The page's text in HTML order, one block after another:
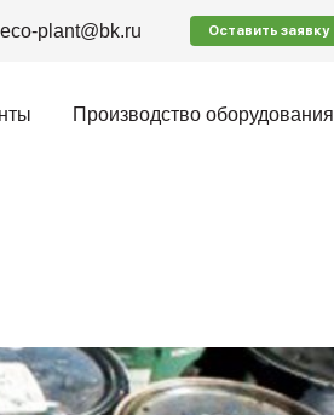
eco-plant@bk.ru Оставить заявку
Производство оборудования